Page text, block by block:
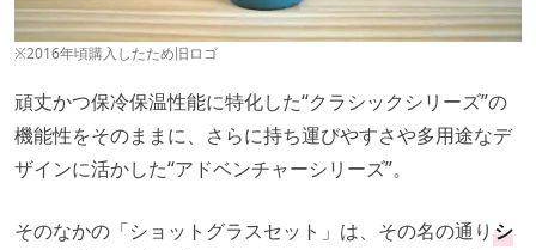
※2016年頃購入したため旧ロゴ
頑丈かつ保冷保温性能に特化した“クラシックシリーズ”の
機能性をそのままに、さらに持ち運びやすさや多用途なデ
ザインに活かした“アドベンチャーシリーズ”。
そのなかの「ショットグラスセット」は、その名の通り シ